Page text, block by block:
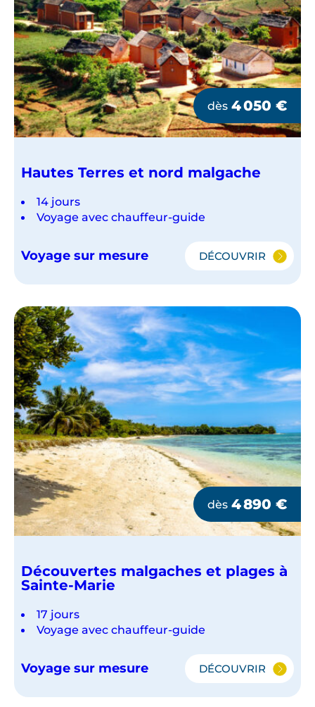
dès 4 050 €
Hautes Terres et nord malgache
14 jours
Voyage avec chauffeur-guide
Voyage sur mesure DÉCOUVRIR
HAUTES
NORD
dès 4 890 €
Découvertes malgaches et plages à
Sainte-Marie
17 jours
Voyage avec chauffeur-guide
Voyage sur mesure DÉCOUVRIRDÉCOUVERTES
MALGACHES